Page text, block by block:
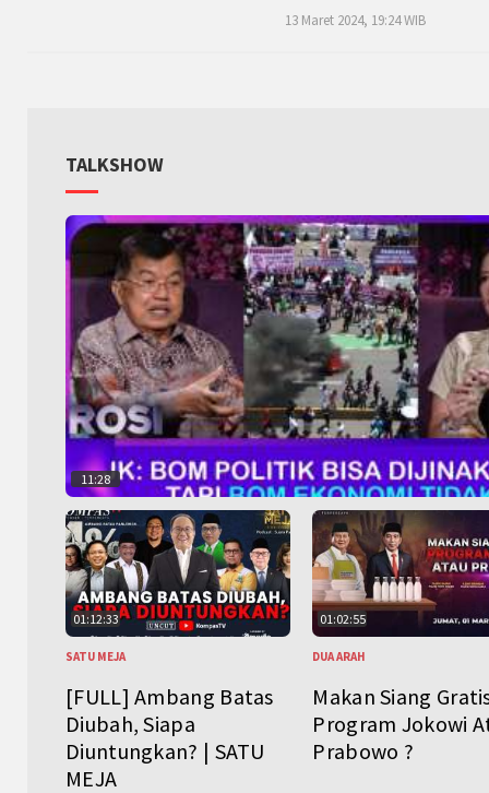
13 Maret 2024, 19:24 WIB
TALKSHOW
11:28
01:12:33
SATU MEJA
[FULL] Ambang Batas
Diubah, Siapa
Diuntungkan? | SATU
MEJA
01:02:55
DUA ARAH
Makan Siang
Program Jokowi
Prabowo ?